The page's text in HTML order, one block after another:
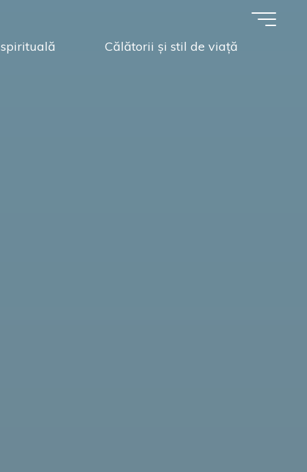
Călătorii și stil de viață